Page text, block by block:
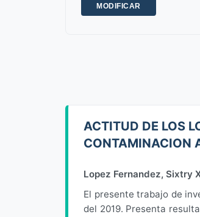
ACTITUD DE LOS
CONTAMINACION
Lopez Fernandez, Sixtry
El presente trabajo de
del 2019. Presenta